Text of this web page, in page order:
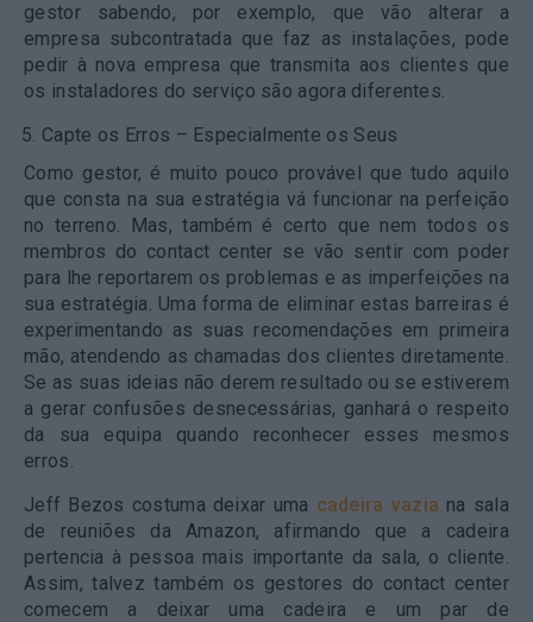
gestor sabendo, por exemplo, que vão alterar a
empresa subcontratada que faz as instalações, pode
pedir à nova empresa que transmita aos clientes que
os instaladores do serviço são agora diferentes.
Capte os Erros – Especialmente os Seus
Como gestor, é muito pouco provável que tudo aquilo
que consta na sua estratégia vá funcionar na perfeição
no terreno. Mas, também é certo que nem todos os
membros do contact center se vão sentir com poder
para lhe reportarem os problemas e as imperfeições na
sua estratégia. Uma forma de eliminar estas barreiras é
experimentando as suas recomendações em primeira
mão, atendendo as chamadas dos clientes diretamente.
Se as suas ideias não derem resultado ou se estiverem
a gerar confusões desnecessárias, ganhará o respeito
da sua equipa quando reconhecer esses mesmos
erros.
Jeff Bezos costuma deixar uma cadeira vazia na sala
de reuniões da Amazon, afirmando que a cadeira
pertencia à pessoa mais importante da sala, o cliente.
Assim, talvez também os gestores do contact center
comecem a deixar uma cadeira e um par de